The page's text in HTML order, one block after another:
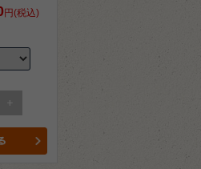
円(税込)
+